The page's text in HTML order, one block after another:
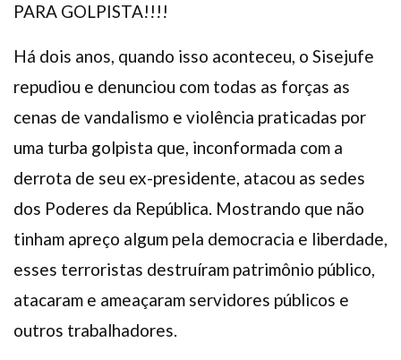
PARA GOLPISTA!!!!
Há dois anos, quando isso aconteceu, o Sisejufe
repudiou e denunciou com todas as forças as
cenas de vandalismo e violência praticadas por
uma turba golpista que, inconformada com a
derrota de seu ex-presidente, atacou as sedes
dos Poderes da República. Mostrando que não
tinham apreço algum pela democracia e liberdade,
esses terroristas destruíram patrimônio público,
atacaram e ameaçaram servidores públicos e
outros trabalhadores.